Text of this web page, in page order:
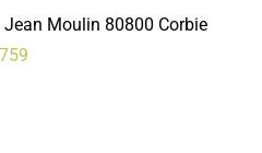
Moulin 80800 Corbie